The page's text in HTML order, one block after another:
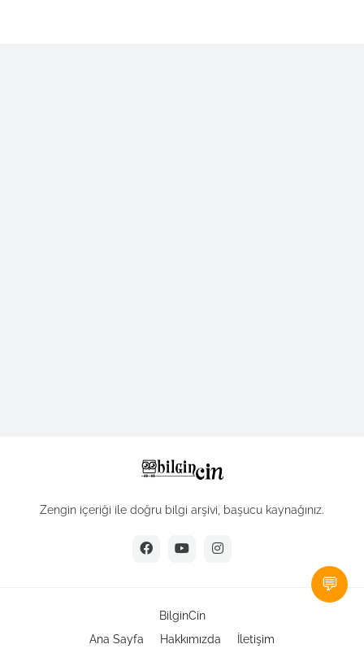
Zengin içeriği ile doğru bilgi arşivi, başucu kaynağınız.
BilginCin
Ana Sayfa
Hakkımızda İletişim
💬